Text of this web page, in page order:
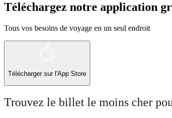
Téléchargez notre application
Tous vos besoins de voyage en un seul endroit
Télécharger sur l'App Store
Trouvez le billet le moins cher